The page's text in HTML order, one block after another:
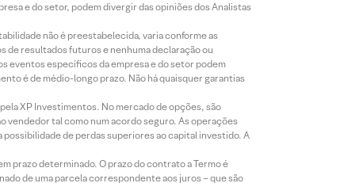
e do setor, podem divergir das opiniões dos Analistas
não é preestabelecida, varia conforme as
de resultados futuros e nenhuma declaração ou
eventos específicos da empresa e do setor podem
é de médio-longo prazo. Não há quaisquer garantias
XP Investimentos. No mercado de opções, são
vendedor tal como num acordo seguro. As operações
de perdas superiores ao capital investido. A
prazo determinado. O prazo do contrato a Termo é
de uma parcela correspondente aos juros – que são